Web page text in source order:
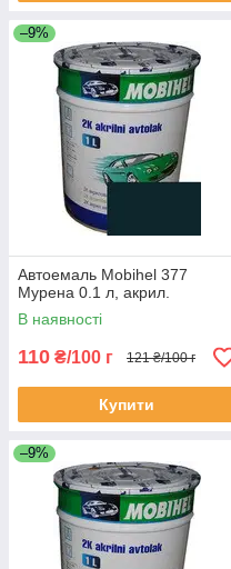
–9%
Автоемаль Mobihel 377
Мурена 0.1 л, акрил.
В наявності
110 ₴/100 г 121 ₴/100 г
Купити
–9%